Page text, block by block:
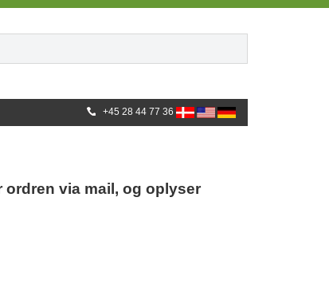
+45 28 44 77 36
via mail, og oplyser